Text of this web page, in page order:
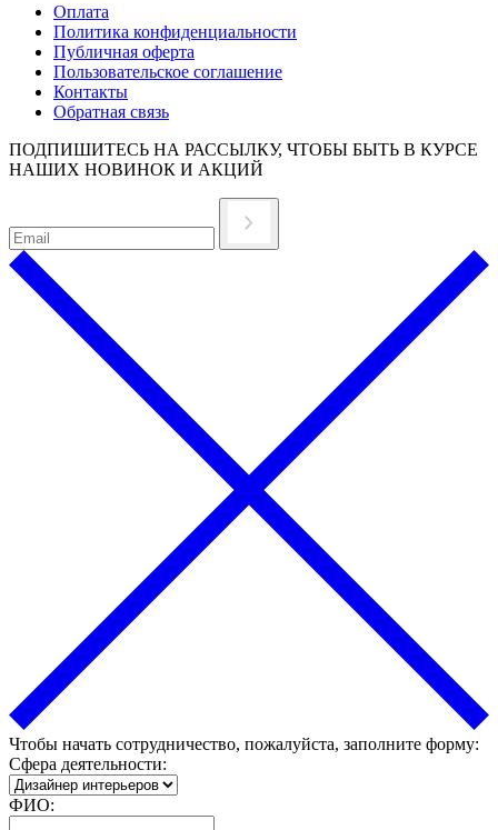
Оплата
Политика конфиденциальности
Публичная оферта
Пользовательское соглашение
Контакты
Обратная связь
ПОДПИШИТЕСЬ НА РАССЫЛКУ, ЧТОБЫ БЫТЬ В КУРСЕ
НАШИХ НОВИНОК И АКЦИЙ
Чтобы начать сотрудничество, пожалуйста, заполните форму:
Сфера деятельности:
ФИО: